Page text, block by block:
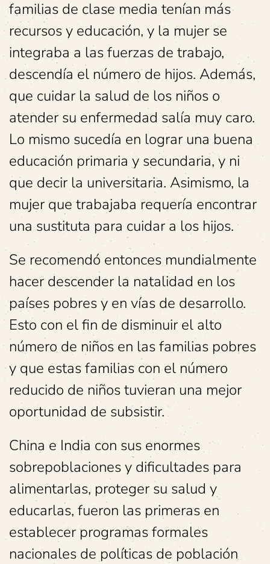
familias de clase media tenían más
recursos y educación, y la mujer se
integraba a las fuerzas de trabajo,
descendía el número de hijos. Además,
que cuidar la salud de los niños o
atender su enfermedad salía muy caro.
Lo mismo sucedía en lograr una buena
educación primaria y secundaria, y ni
que decir la universitaria. Asimismo, la
mujer que trabajaba requería encontrar
una sustituta para cuidar a los hijos.
Se recomendó entonces mundialmente
hacer descender la natalidad en los
países pobres y en vías de desarrollo.
Esto con el fin de disminuir el alto
número de niños en las familias pobres
y que estas familias con el número
reducido de niños tuvieran una mejor
oportunidad de subsistir.
China e India con sus enormes
sobrepoblaciones y dificultades para
alimentarlas, proteger su salud y
educarlas, fueron las primeras en
establecer programas formales
nacionales de políticas de población